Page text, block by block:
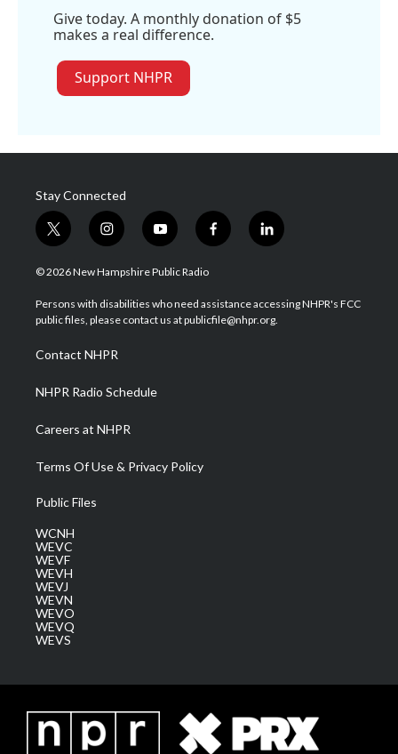
Give today. A monthly donation of $5
makes a real difference.
Support NHPR
Stay Connected
t
w
i
t
e
i
n
s
a
g
a
m
y
o
u
u
b
f
a
b
o
l
i
e
d
© 2026 New Hampshire Public Radio
Persons with disabilities who need assistance accessing NHPR's FCC
public files, please contact us at publicfile@nhpr.org.
Contact NHPR
NHPR Radio Schedule
Careers at NHPR
Terms Of Use & Privacy Policy
Public Files
WCNH
WEVC
WEVF
WEVH
WEVJ
WEVN
WEVO
WEVQ
WEVS